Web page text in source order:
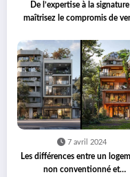
De l’expertise à la signature
maîtrisez le compromis de
7 avril 2024
Les différences entre un
non conventionné et